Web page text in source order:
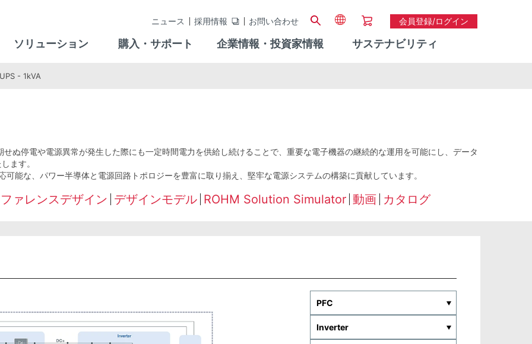
ニュース 採用情報 お問い合わせ 会員登録/ログイン
ソリューション 購入・サポート 企業情報・投資家情報 サステナビリティ
- 1kVA
ぬ停電や電源異常が発生した際にも一定時間電力を供給し続けることで、重要な電子機器の継続的な運用を可能にし、データ
ます。
能な、パワー半導体と電源回路トポロジーを豊富に取り揃え、堅牢な電源システムの構築に貢献しています。
ァレンスデザイン デザインモデル ROHM Solution Simulator 動画 カタログ
PFC
Inverter